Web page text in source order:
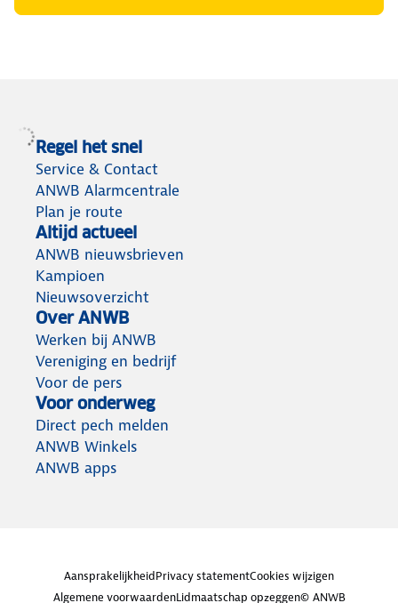
Regel het snel
Service & Contact
ANWB Alarmcentrale
Plan je route
Altijd actueel
ANWB nieuwsbrieven
Kampioen
Nieuwsoverzicht
Over ANWB
Werken bij ANWB
Vereniging en bedrijf
Voor de pers
Voor onderweg
Direct pech melden
ANWB Winkels
ANWB apps
AansprakelijkheidPrivacy statementCookies wijzigen
Algemene voorwaardenLidmaatschap opzeggen© ANWB